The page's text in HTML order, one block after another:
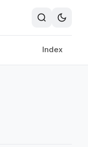
Index